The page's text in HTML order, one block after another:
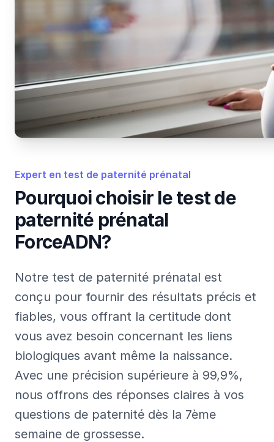
Expert en test de paternité prénatal
Pourquoi choisir le test de
paternité prénatal
ForceADN?
Notre test de paternité prénatal est
conçu pour fournir des résultats précis et
fiables, vous offrant la certitude dont
vous avez besoin concernant les liens
biologiques avant même la naissance.
Avec une précision supérieure à 99,9%,
nous offrons des réponses claires à vos
questions de paternité dès la 7ème
semaine de grossesse.